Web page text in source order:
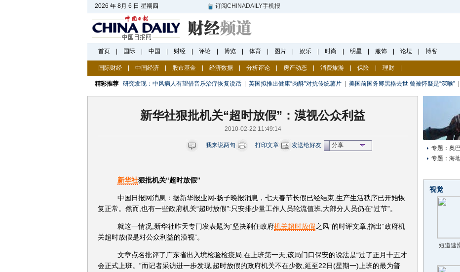
国际财经 中国经济 股市基金 经济数据 分析评论 房产动态 消费旅游 保险 理财
精彩推荐 研究发现：中风病人有望借音乐治疗恢复说话 英国拟推出健康“肉酥”对抗传统薯片 美国前国务卿黑格去世 曾被怀疑是“深喉”
新华社狠批机关“超时放假”：漠视公众利益
2010-02-22 11:49:14
我来说两句 打印文章 发送给好友 分享
新华社狠批机关“超时放假”
中国日报网消息：据新华报业网-扬子晚报消息，七天春节长假已经结束,生产生活秩序已开始恢
复正常。然而,也有一些政府机关“超时放假”:只安排少量工作人员轮流值班,大部分人员仍在“过节”。
就这一情况,新华社昨天专门发表题为“坚决刹住政府机关超时放假之风”的时评文章,指出“政府机
关超时放假是对公众利益的漠视”。
文章点名批评了广东省出入境检验检疫局,在上班第一天,该局门口保安的说法是“过了正月十五才
会正式上班。”而记者采访进一步发现,超时放假的政府机关不在少数,延至22日(星期一)上班的最为普
专题：奥
专题：海
视觉
短道速